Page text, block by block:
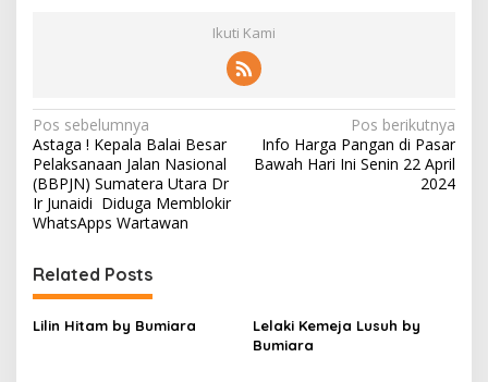
Ikuti Kami
N
a
v
i
a
s
Pos sebelumnya
Astaga ! Kepala Balai Besar
Pelaksanaan Jalan Nasional
(BBPJN) Sumatera Utara Dr
Ir Junaidi Diduga Memblokir
WhatsApps Wartawan
Pos berikutnya
Info Harga Pangan di Pasar
Bawah Hari Ini Senin 22 April
2024
Related Posts
Lilin Hitam by Bumiara
Lelaki Kemeja Lusuh by
Bumiara